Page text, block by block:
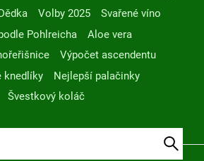
Volby 2025
Svařené víno
Pohlreicha
Aloe vera
Výpočet ascendentu
knedlíky
Nejlepší palačinky
Švestkový koláč